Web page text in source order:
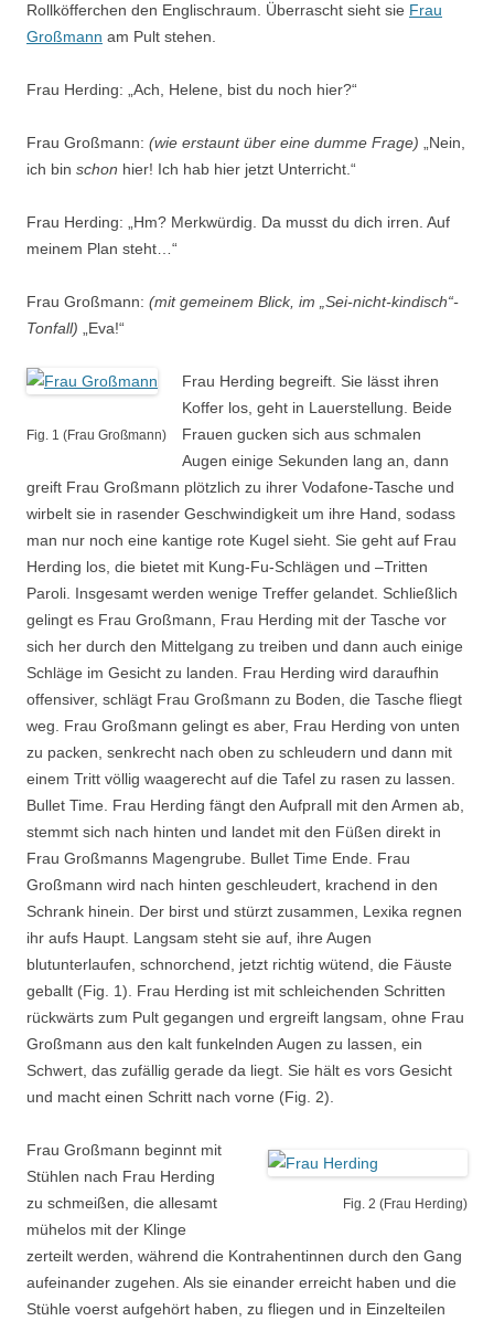
Rollköfferchen den Englischraum. Überrascht sieht sie Frau
Großmann am Pult stehen.
Frau Herding: „Ach, Helene, bist du noch hier?“
Frau Großmann: (wie erstaunt über eine dumme Frage) „Nein,
ich bin schon hier! Ich hab hier jetzt Unterricht.“
Frau Herding: „Hm? Merkwürdig. Da musst du dich irren. Auf
meinem Plan steht…“
Frau Großmann: (mit gemeinem Blick, im „Sei-nicht-kindisch“-
Tonfall) „Eva!“
Fig. 1 (Frau Großmann)
Frau Herding begreift. Sie lässt ihren
Koffer los, geht in Lauerstellung. Beide
Frauen gucken sich aus schmalen
Augen einige Sekunden lang an, dann
greift Frau Großmann plötzlich zu ihrer Vodafone-Tasche und
wirbelt sie in rasender Geschwindigkeit um ihre Hand, sodass
man nur noch eine kantige rote Kugel sieht. Sie geht auf Frau
Herding los, die bietet mit Kung-Fu-Schlägen und –Tritten
Paroli. Insgesamt werden wenige Treffer gelandet. Schließlich
gelingt es Frau Großmann, Frau Herding mit der Tasche vor
sich her durch den Mittelgang zu treiben und dann auch einige
Schläge im Gesicht zu landen. Frau Herding wird daraufhin
offensiver, schlägt Frau Großmann zu Boden, die Tasche fliegt
weg. Frau Großmann gelingt es aber, Frau Herding von unten
zu packen, senkrecht nach oben zu schleudern und dann mit
einem Tritt völlig waagerecht auf die Tafel zu rasen zu lassen.
Bullet Time. Frau Herding fängt den Aufprall mit den Armen ab,
stemmt sich nach hinten und landet mit den Füßen direkt in
Frau Großmanns Magengrube. Bullet Time Ende. Frau
Großmann wird nach hinten geschleudert, krachend in den
Schrank hinein. Der birst und stürzt zusammen, Lexika regnen
ihr aufs Haupt. Langsam steht sie auf, ihre Augen
blutunterlaufen, schnorchend, jetzt richtig wütend, die Fäuste
geballt (Fig. 1). Frau Herding ist mit schleichenden Schritten
rückwärts zum Pult gegangen und ergreift langsam, ohne Frau
Großmann aus den kalt funkelnden Augen zu lassen, ein
Schwert, das zufällig gerade da liegt. Sie hält es vors Gesicht
und macht einen Schritt nach vorne (Fig. 2).
Fig. 2 (Frau Herding)
Frau Großmann beginnt mit
Stühlen nach Frau Herding
zu schmeißen, die allesamt
mühelos mit der Klinge
zerteilt werden, während die Kontrahentinnen durch den Gang
aufeinander zugehen. Als sie einander erreicht haben und die
Stühle voerst aufgehört haben, zu fliegen und in Einzelteilen